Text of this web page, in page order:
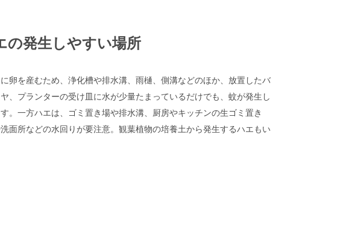
の発生しやすい場所
卵を産むため、浄化槽や排水溝、雨樋、側溝などのほか、放置したバ
、プランターの受け皿に水が少量たまっているだけでも、蚊が発生し
。一方ハエは、ゴミ置き場や排水溝、厨房やキッチンの生ゴミ置き
面所などの水回りが要注意。観葉植物の培養土から発生するハエもい